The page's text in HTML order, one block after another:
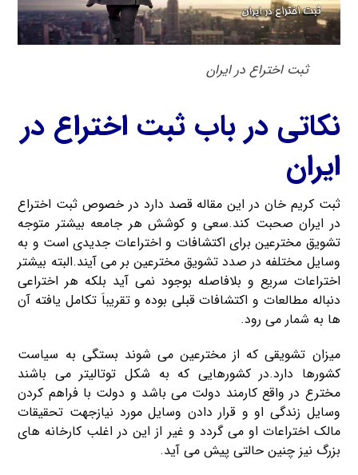
ثبت اختراع در ایران
نکاتی در باب ثبت اختراع در
ایران
ثبت کریم خان در این مقاله قصد دارد در خصوص ثبت اختراع
در ایران صحبت کند.سعی و کوشش هر جامعه بیشتر متوجه
تشویق مخترعین برای اکتشافات و اختراعات جدیدی است و به
وسایل مختلفه در صدد تشویق مخترعین بر می آیند.البته بیشتر
اختراعات سریع و بلافاصله بوجود نمی آید بلکه هر اختراعی
دنباله مطالعات و اکتشافات قبلی بوده و تقریباَ تکامل یافته آن
ها به شمار می رود.
میزان تشویقی که از مخترعین می شوند بستگی به سیاست
کشورها دارد.در کشورهایی که به شکل توتالیتر می باشند
مخترع در واقع کارمند دولت می باشد و دولت با فراهم کردن
وسایل زندگی او و قرار دادن وسایل مورد نیازجهت تحقیقات
مالک اختراعات او می گردد و غیر از این در اغلب کارخانه های
بزرگ نیز چنین حالتی پیش می آید.